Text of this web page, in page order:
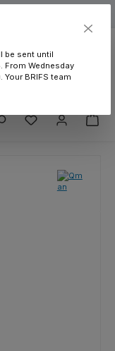
You have 0
be sent until
From Wednesday
BRIFS team